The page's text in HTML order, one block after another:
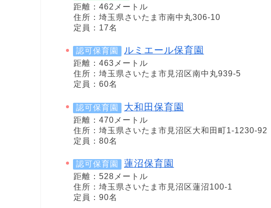
距離：462メートル
住所：埼玉県さいたま市南中丸306-10
定員：17名
認可保育園 ルミエール保育園
距離：463メートル
住所：埼玉県さいたま市見沼区南中丸939-5
定員：60名
認可保育園 大和田保育園
距離：470メートル
住所：埼玉県さいたま市見沼区大和田町1-1230-92
定員：80名
認可保育園 蓮沼保育園
距離：528メートル
住所：埼玉県さいたま市見沼区蓮沼100-1
定員：90名